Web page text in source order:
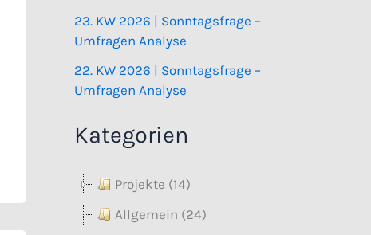
23. KW 2026 | Sonntagsfrage –
Umfragen Analyse
22. KW 2026 | Sonntagsfrage –
Umfragen Analyse
Kategorien
Projekte (14)
Allgemein (24)